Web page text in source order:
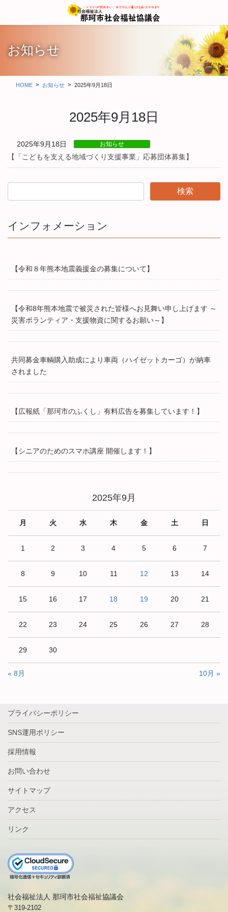
テ
ゲ
お知らせ
HOME お知らせ 2025年9月18日
2025年9月18日
2025年9月18日 お知らせ
【「こどもを支える地域づくり支援事業」応募団体募集】
インフォメーション
【令和８年熊本地震義援金の募集について】
【令和8年熊本地震で被災された皆様へお見舞い申し上げます ～
災害ボランティア・支援物資に関するお願い～】
共同募金車輌購入助成により車両（ハイゼットカーゴ）が納車
されました
【広報紙「那珂市のふくし」有料広告を募集しています！】
【シニアのためのスマホ講座 開催します！】
2025年9月
月 火 水 木 金 土 日
1 2 3 4 5 6 7
8 9 10 11 12 13 14
15 16 17 18 19 20 21
22 23 24 25 26 27 28
29 30
« 8月 10月 »
プライバシーポリシー
SNS運用ポリシー
採用情報
お問い合わせ
サイトマップ
アクセス
リンク
社会福祉法人 那珂市社会福祉協議会
〒319-2102